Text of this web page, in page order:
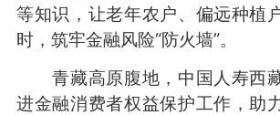
等知识，让老年农户、偏远种植
时，筑牢金融风险“防火墙”。
青藏高原腹地，中国人寿西
进金融消费者权益保护工作，助